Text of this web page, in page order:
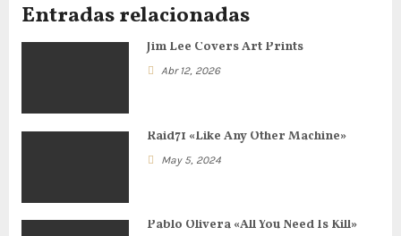
i
n
d
e
Entradas relacionadas
Jim Lee Covers Art Prints
Abr 12, 2026
Raid71 «Like Any Other Machine»
May 5, 2024
Pablo Olivera «All You Need Is Kill»